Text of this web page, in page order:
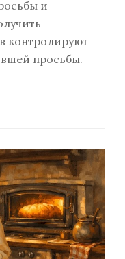
и
контролируют
просьбы.